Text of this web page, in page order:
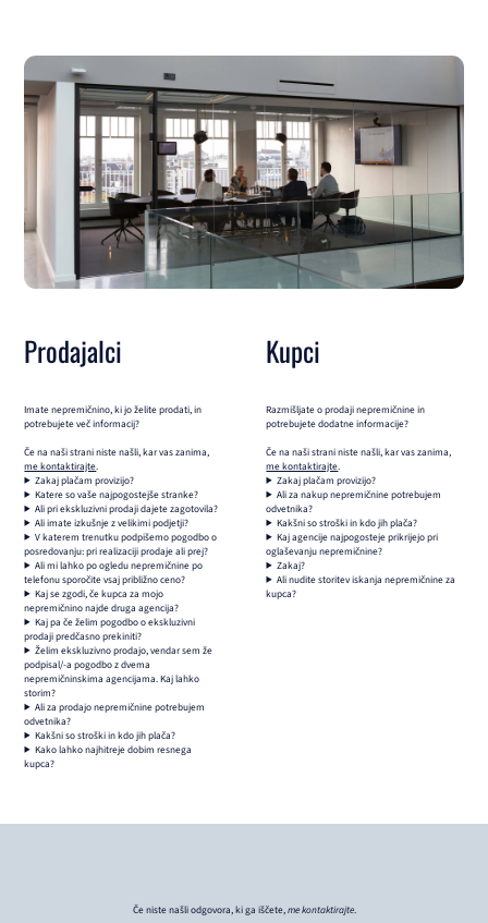
Prodajalci
Imate nepremičnino, ki jo želite prodati, in
potrebujete več informacij?
Če na naši strani niste našli, kar vas zanima,
me kontaktirajte.
Zakaj plačam provizijo?
Katere so vaše najpogostejše stranke?
Ali pri ekskluzivni prodaji dajete zagotovila?
Ali imate izkušnje z velikimi podjetji?
V katerem trenutku podpišemo pogodbo o
posredovanju: pri realizaciji prodaje ali prej?
Ali mi lahko po ogledu nepremičnine po
telefonu sporočite vsaj približno ceno?
Kaj se zgodi, če kupca za mojo
nepremičnino najde druga agencija?
Kaj pa če želim pogodbo o ekskluzivni
prodaji predčasno prekiniti?
Želim ekskluzivno prodajo, vendar sem že
podpisal/-a pogodbo z dvema
nepremičninskima agencijama. Kaj lahko
storim?
Ali za prodajo nepremičnine potrebujem
odvetnika?
Kakšni so stroški in kdo jih plača?
Kako lahko najhitreje dobim resnega
kupca?
Kupci
Razmišljate o prodaji nepremičnine in
potrebujete dodatne informacije?
Če na naši strani niste našli, kar vas zanima,
me kontaktirajte.
Zakaj plačam provizijo?
Ali za nakup nepremičnine potrebujem
odvetnika?
Kakšni so stroški in kdo jih plača?
Kaj agencije najpogosteje prikrijejo pri
oglaševanju nepremičnine?
Zakaj?
Ali nudite storitev iskanja nepremičnine za
kupca?
Če niste našli odgovora, ki ga iščete,me kontaktirajte.